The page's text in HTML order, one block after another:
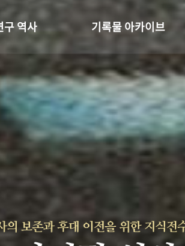
구 역사
과 연구
보는 연구 역사
연구자들
행물 변천사
기록물 아카이브
사진 아카이브
문서 기록물
행정박물
영상 기록물